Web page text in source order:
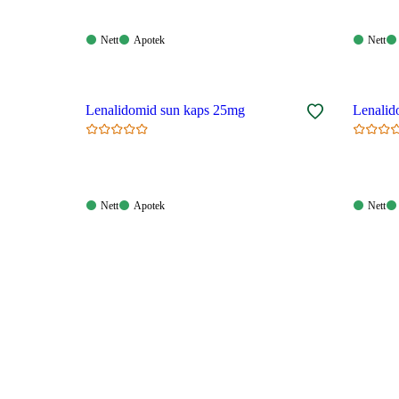
Nett:
Nett
Apotek:
Apotek
Nett:
Nett
Lenalidomid sun kaps 25mg
Nett:
Nett
Apotek:
Apotek
Nett:
Nett